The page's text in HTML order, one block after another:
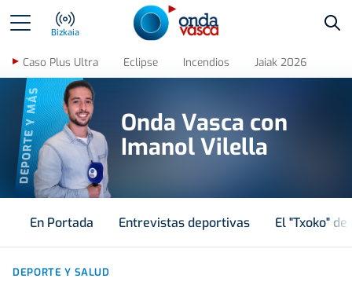
Bizkaia
Caso Plus Ultra Eclipse Incendios Jaiak 2026
DEPORTE Y MÁS
Onda Vasca con
Imanol Vilella
En Portada Entrevistas deportivas El "Txoko"
DEPORTE Y SALUD